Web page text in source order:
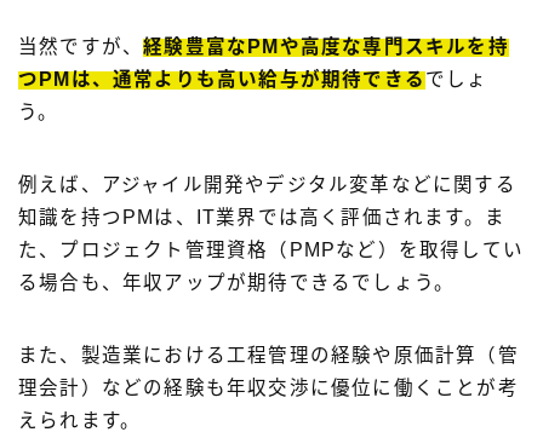
当然ですが、経験豊富なPMや高度な専門スキルを持
つPMは、通常よりも高い給与が期待できる でしょ
う。
例えば、アジャイル開発やデジタル変革などに関する
知識を持つPMは、IT業界では高く評価されます。ま
た、プロジェクト管理資格（PMPなど）を取得してい
る場合も、年収アップが期待できるでしょう。
また、製造業における工程管理の経験や原価計算（管
理会計）などの経験も年収交渉に優位に働くことが考
えられます。